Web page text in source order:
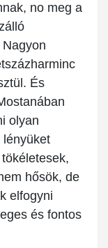
no meg a
És
olyan
lényüket
hősök, de
elfogyni
és fontos